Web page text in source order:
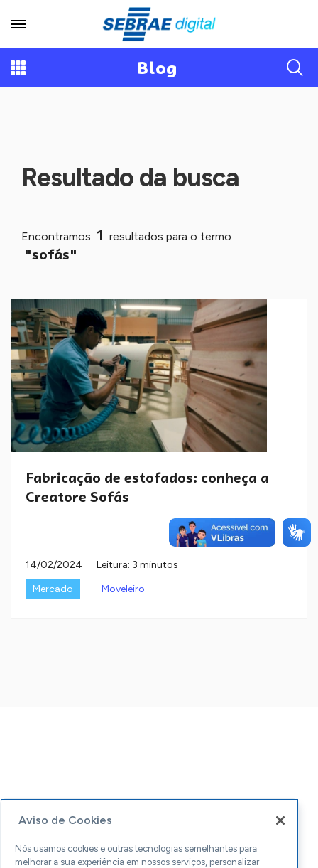
Blog
Resultado da busca
Encontramos 1 resultados para o termo
"sofás"
Fabricação de estofados: conheça a
Creatore Sofás
14/02/2024
Leitura: 3 minutos
Mercado
Moveleiro
Aviso de Cookies
Nós usamos cookies e outras tecnologias semelhantes para
melhorar a sua experiência em nossos serviços, personalizar